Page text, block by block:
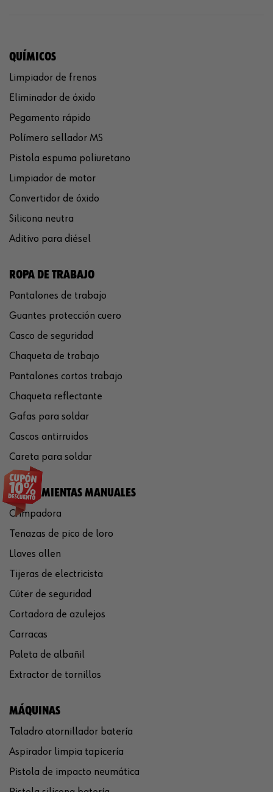
QUÍMICOS
Limpiador de frenos
Eliminador de óxido
Pegamento rápido
Polímero sellador MS
Pistola espuma poliuretano
Limpiador de motor
Convertidor de óxido
Silicona neutra
Aditivo para diésel
ROPA DE TRABAJO
Pantalones de trabajo
Guantes protección cuero
Casco de seguridad
Chaqueta de trabajo
Pantalones cortos trabajo
Chaqueta reflectante
Gafas para soldar
Cascos antirruidos
Careta para soldar
HERRAMIENTAS MANUALES
Crimpadora
Tenazas de pico de loro
Llaves allen
Tijeras de electricista
Cúter de seguridad
Cortadora de azulejos
Carracas
Paleta de albañil
Extractor de tornillos
MÁQUINAS
Taladro atornillador batería
Aspirador limpia tapicería
Pistola de impacto neumática